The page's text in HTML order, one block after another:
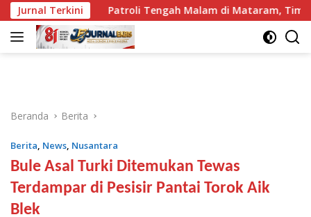
Langsung
ke
konten
Jurnal TerkiniPatroli Tengah Malam di Mataram, Tim Puma
Beranda Berita
Berita, News, Nusantara
Bule Asal Turki Ditemukan Tewas
Terdampar di Pesisir Pantai Torok Aik
Blek